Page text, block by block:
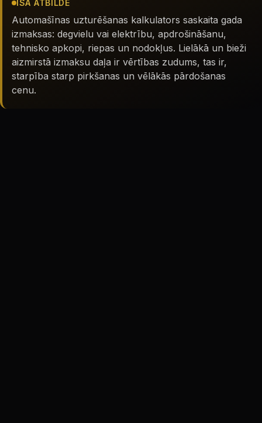
ĪSĀ ATBILDE
Automašīnas uzturēšanas kalkulators saskaita gada
izmaksas: degvielu vai elektrību, apdrošināšanu,
tehnisko apkopi, riepas un nodokļus. Lielākā un bieži
aizmirstā izmaksu daļa ir vērtības zudums, tas ir,
starpība starp pirkšanas un vēlākās pārdošanas
cenu.